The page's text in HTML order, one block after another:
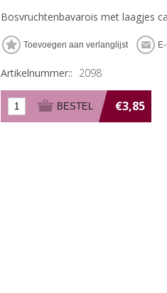
Bosvruchtenbavarois met laagjes
Artikelnummer:: 2098
€3,85